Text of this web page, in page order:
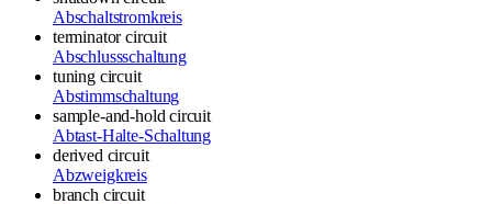
Abschaltstromkreis
terminator circuit
Abschlussschaltung
tuning circuit
Abstimmschaltung
sample-and-hold circuit
Abtast-Halte-Schaltung
derived circuit
Abzweigkreis
branch circuit